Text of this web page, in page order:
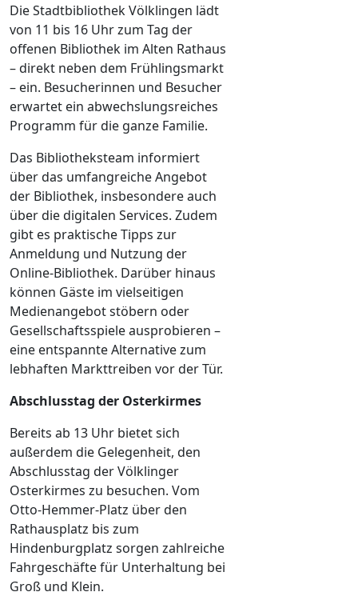
Die Stadtbibliothek Völklingen lädt
von 11 bis 16 Uhr zum Tag der
offenen Bibliothek im Alten Rathaus
– direkt neben dem Frühlingsmarkt
– ein. Besucherinnen und Besucher
erwartet ein abwechslungsreiches
Programm für die ganze Familie.
Das Bibliotheksteam informiert
über das umfangreiche Angebot
der Bibliothek, insbesondere auch
über die digitalen Services. Zudem
gibt es praktische Tipps zur
Anmeldung und Nutzung der
Online-Bibliothek. Darüber hinaus
können Gäste im vielseitigen
Medienangebot stöbern oder
Gesellschaftsspiele ausprobieren –
eine entspannte Alternative zum
lebhaften Markttreiben vor der Tür.
Abschlusstag der Osterkirmes
Bereits ab 13 Uhr bietet sich
außerdem die Gelegenheit, den
Abschlusstag der Völklinger
Osterkirmes zu besuchen. Vom
Otto-Hemmer-Platz über den
Rathausplatz bis zum
Hindenburgplatz sorgen zahlreiche
Fahrgeschäfte für Unterhaltung bei
Groß und Klein.